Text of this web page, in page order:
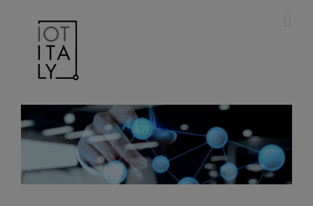
contenuto
Ingrandisci
immagine